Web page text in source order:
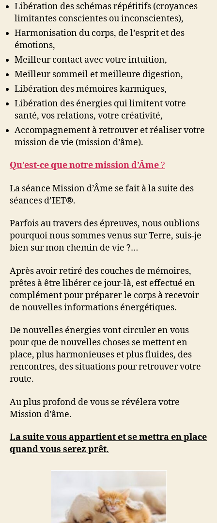
Libération des schémas répétitifs (croyances
limitantes conscientes ou inconscientes),
Harmonisation du corps, de l’esprit et des
émotions,
Meilleur contact avec votre intuition,
Meilleur sommeil et meilleure digestion,
Libération des mémoires karmiques,
Libération des énergies qui limitent votre
santé, vos relations, votre créativité,
Accompagnement à retrouver et réaliser votre
mission de vie (mission d’âme).
Qu’est-ce que notre mission d’Âme?
La séance Mission d’Âme se fait à la suite des
séances d’IET®.
Parfois au travers des épreuves, nous oublions
pourquoi nous sommes venus sur Terre, suis-je
bien sur mon chemin de vie ?…
Après avoir retiré des couches de mémoires,
prêtes à être libérer ce jour-là, est effectué en
complément pour préparer le corps à recevoir
de nouvelles informations énergétiques.
De nouvelles énergies vont circuler en vous
pour que de nouvelles choses se mettent en
place, plus harmonieuses et plus fluides, des
rencontres, des situations pour retrouver votre
route.
Au plus profond de vous se révélera votre
Mission d’âme.
La suite vous appartient et se mettra en place
quand vous serez prêt.